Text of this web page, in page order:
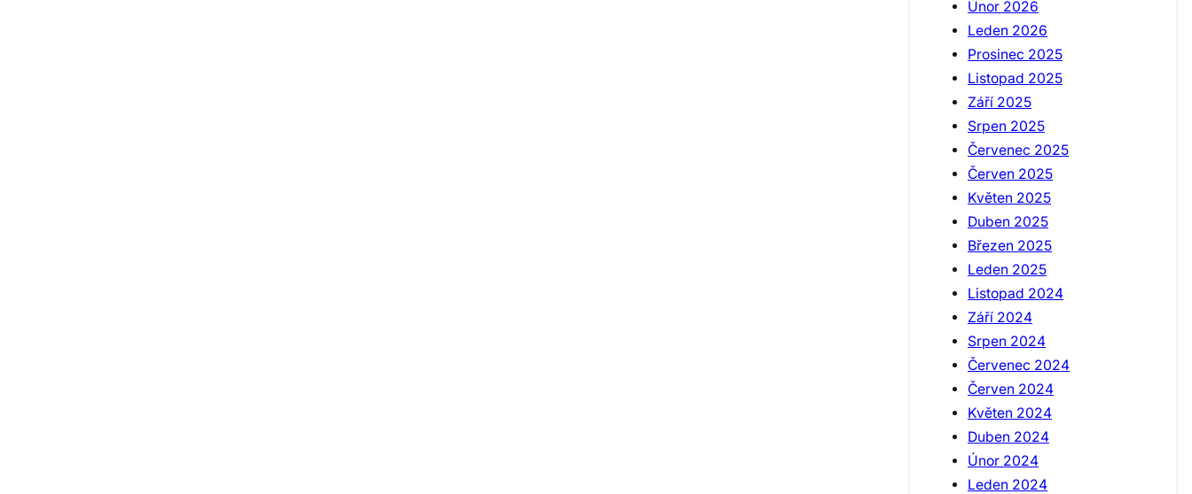
Únor 2026
Leden 2026
Prosinec 2025
Listopad 2025
Září 2025
Srpen 2025
Červenec 2025
Červen 2025
Květen 2025
Duben 2025
Březen 2025
Leden 2025
Listopad 2024
Září 2024
Srpen 2024
Červenec 2024
Červen 2024
Květen 2024
Duben 2024
Únor 2024
Leden 2024